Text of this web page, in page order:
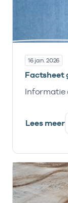
16 jan. 2026
Factsheet
Informatie
Lees meer